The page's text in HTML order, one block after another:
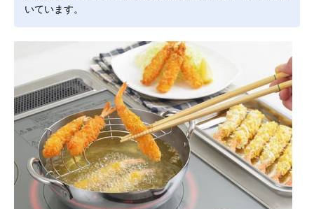
いています。